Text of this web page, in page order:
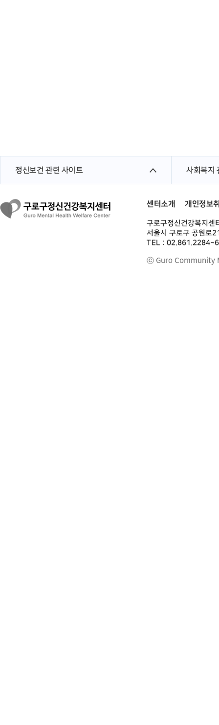
정신보건 관련 사이트 사회복지
센터소개 개인정보
구로구정신건강복지센
서울시 구로구 공원로
TEL :
ⓒ Guro Community